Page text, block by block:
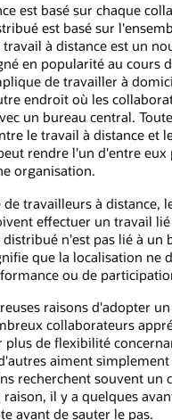
est basé sur chaque
est basé sur
à distance est un
en popularité au cours
de travailler à
endroit où les
un bureau central.
le travail à distance et
rendre l'un d'entre eux
organisation.
travailleurs à distance,
effectuer un travail
n'est pas lié à un
que la localisation ne
ou de
raisons d'adopter
collaborateurs
plus de flexibilité
aiment
recherchent souvent un
il y a quelques
avant de sauter le pas.